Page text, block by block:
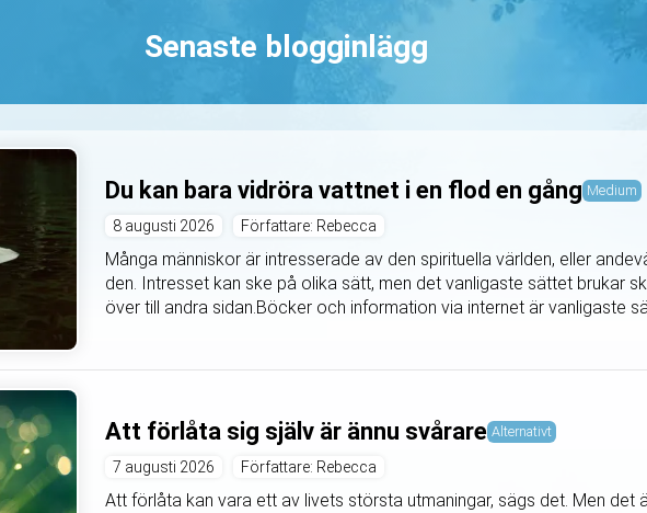
Senaste blogginlägg
Du kan bara vidröra vattnet i en flod en gång Medium
8 augusti 2026 Författare: Rebecca
Många människor är intresserade av den spirituella världen, eller
den. Intresset kan ske på olika sätt, men det vanligaste sättet brukar
över till andra sidan.Böcker och information via internet är vanligaste
Att förlåta sig själv är ännu svårare Alternativt
7 augusti 2026 Författare: Rebecca
Att förlåta kan vara ett av livets största utmaningar, sägs det. Men det